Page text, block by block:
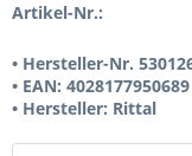
Artikel-Nr.:
• Hersteller-Nr.
• EAN: 4028177950689
• Hersteller: Rittal